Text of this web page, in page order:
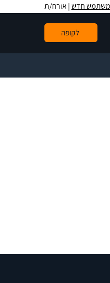
נגישות
אתר
משתמש חדש| אורח/ת